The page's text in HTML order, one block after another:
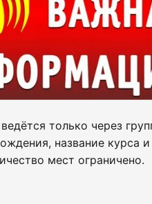
ведётся только через
название курса
мест ограничено.